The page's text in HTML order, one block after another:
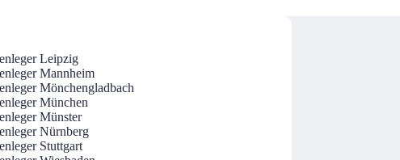
Leipzig
Mannheim
Mönchengladbach
München
Münster
Nürnberg
Stuttgart